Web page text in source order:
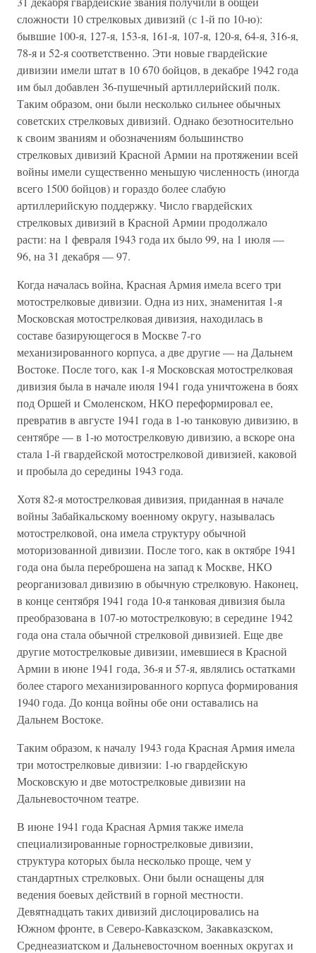
сложности 10 стрелковых дивизий (с 1-й по 10-ю):
бывшие 100-я, 127-я, 153-я, 161-я, 107-я, 120-я, 64-я, 316-я,
78-я и 52-я соответственно. Эти новые гвардейские
дивизии имели штат в 10 670 бойцов, в декабре 1942 года
им был добавлен 36-пушечный артиллерийский полк.
Таким образом, они были несколько сильнее обычных
советских стрелковых дивизий. Однако безотносительно
к своим званиям и обозначениям большинство
стрелковых дивизий Красной Армии на протяжении всей
войны имели существенно меньшую численность (иногда
всего 1500 бойцов) и гораздо более слабую
артиллерийскую поддержку. Число гвардейских
стрелковых дивизий в Красной Армии продолжало
расти: на 1 февраля 1943 года их было 99, на 1 июля —
96, на 31 декабря — 97.
Когда началась война, Красная Армия имела всего три
мотострелковые дивизии. Одна из них, знаменитая 1-я
Московская мотострелковая дивизия, находилась в
составе базирующегося в Москве 7-го
механизированного корпуса, а две другие — на Дальнем
Востоке. После того, как 1-я Московская мотострелковая
дивизия была в начале июля 1941 года уничтожена в боях
под Оршей и Смоленском, НКО переформировал ее,
превратив в августе 1941 года в 1-ю танковую дивизию, в
сентябре — в 1-ю мотострелковую дивизию, а вскоре она
стала 1-й гвардейской мотострелковой дивизией, каковой
и пробыла до середины 1943 года.
Хотя 82-я мотострелковая дивизия, приданная в начале
войны Забайкальскому военному округу, называлась
мотострелковой, она имела структуру обычной
моторизованной дивизии. После того, как в октябре 1941
года она была переброшена на запад к Москве, НКО
реорганизовал дивизию в обычную стрелковую. Наконец,
в конце сентября 1941 года 10-я танковая дивизия была
преобразована в 107-ю мотострелковую; в середине 1942
года она стала обычной стрелковой дивизией. Еще две
другие мотострелковые дивизии, имевшиеся в Красной
Армии в июне 1941 года, 36-я и 57-я, являлись остатками
более старого механизированного корпуса формирования
1940 года. До конца войны обе они оставались на
Дальнем Востоке.
Таким образом, к началу 1943 года Красная Армия имела
три мотострелковые дивизии: 1-ю гвардейскую
Московскую и две мотострелковые дивизии на
Дальневосточном театре.
В июне 1941 года Красная Армия также имела
специализированные горнострелковые дивизии,
структура которых была несколько проще, чем у
стандартных стрелковых. Они были оснащены для
ведения боевых действий в горной местности.
Девятнадцать таких дивизий дислоцировались на
Южном фронте, в Северо-Кавказском, Закавказском,
Среднеазиатском и Дальневосточном военных округах и